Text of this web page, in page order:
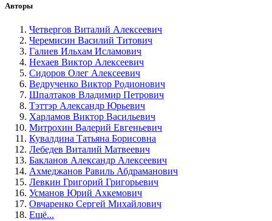
Авторы
Четвергов Виталий Алексеевич
Черемисин Василий Титович
Галиев Ильхам Исламович
Нехаев Виктор Алексеевич
Сидоров Олег Алексеевич
Ведрученко Виктор Родионович
Шпалтаков Владимир Петрович
Тэттэр Александр Юрьевич
Харламов Виктор Васильевич
Митрохин Валерий Евгеньевич
Кувалдина Татьяна Борисовна
Лебедев Виталий Матвеевич
Бакланов Александр Алексеевич
Ахмеджанов Равиль Абдраманович
Левкин Григорий Григорьевич
Усманов Юрий Ахкемович
Овчаренко Сергей Михайлович
Ещё...